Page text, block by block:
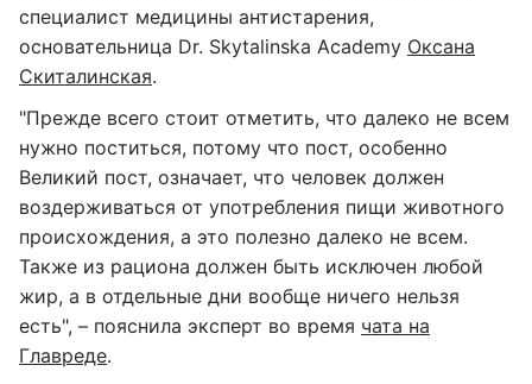
специалист медицины антистарения,
основательница Dr. Skytalinska Academy Оксана
Скиталинская.
"Прежде всего стоит отметить, что далеко не всем
нужно поститься, потому что пост, особенно
Великий пост, означает, что человек должен
воздерживаться от употребления пищи животного
происхождения, а это полезно далеко не всем.
Также из рациона должен быть исключен любой
жир, а в отдельные дни вообще ничего нельзя
есть", – пояснила эксперт во время чата на
Главреде.